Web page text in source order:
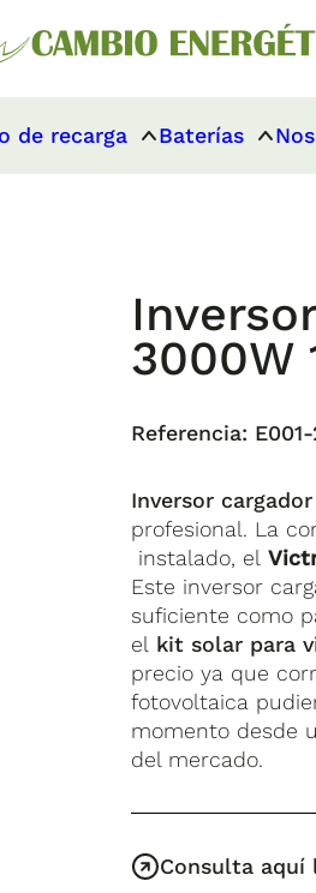
de recarga Baterías
3000W
Referencia:
Inversor
profesional. La
instalado, el
Este inversor
suficiente como
el kit solar para
precio ya que
fotovoltaica
momento desde
del mercado.
Consulta aquí